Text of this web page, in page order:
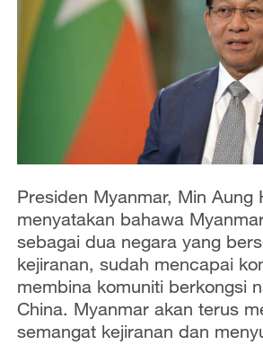
Presiden Myanmar, Min Aung
menyatakan bahawa
sebagai dua negara yang
kejiranan, sudah mencapai
membina komuniti berkongsi
China. Myanmar akan terus
semangat kejiranan dan